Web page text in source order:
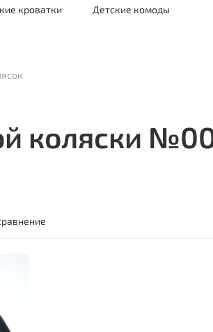
кроватки Детские комоды
коляски